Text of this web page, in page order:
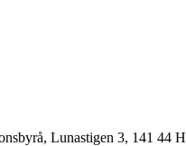
Lunastigen 3, 141 44